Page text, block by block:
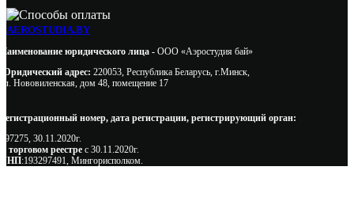
AEROSTUDIA.BY
Наименование юридического лица - ООО «Аэростудия бай»
Юридический адрес: 220053, Республика Беларусь, г.Минск,
ул. Нововиленская, дом 48, помещение 17
Регистрационный номер, дата регистрации, регистрирующий орган:
497275, 30.11.2020г.
В торговом реестре с 30.11.2020г.
УНП:193297491, Мингорисполком.